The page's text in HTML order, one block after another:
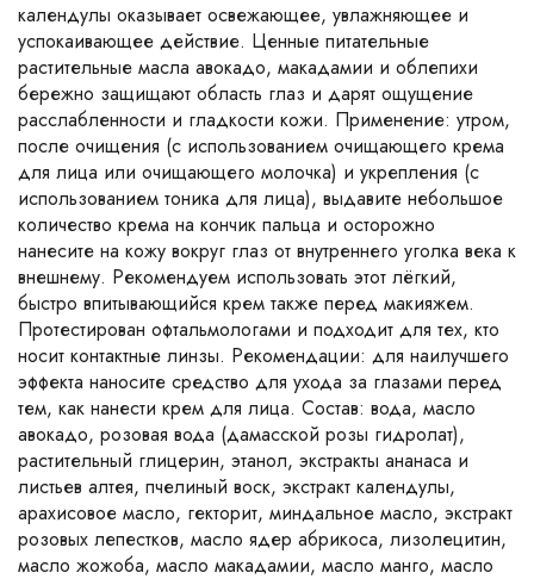
календулы оказывает освежающее, увлажняющее и
успокаивающее действие. Ценные питательные
растительные масла авокадо, макадамии и облепихи
бережно защищают область глаз и дарят ощущение
расслабленности и гладкости кожи. Применение: утром,
после очищения (с использованием очищающего крема
для лица или очищающего молочка) и укрепления (с
использованием тоника для лица), выдавите небольшое
количество крема на кончик пальца и осторожно
нанесите на кожу вокруг глаз от внутреннего уголка века к
внешнему. Рекомендуем использовать этот лёгкий,
быстро впитывающийся крем также перед макияжем.
Протестирован офтальмологами и подходит для тех, кто
носит контактные линзы. Рекомендации: для наилучшего
эффекта наносите средство для ухода за глазами перед
тем, как нанести крем для лица. Состав: вода, масло
авокадо, розовая вода (дамасской розы гидролат),
растительный глицерин, этанол, экстракты ананаса и
листьев алтея, пчелиный воск, экстракт календулы,
арахисовое масло, гекторит, миндальное масло, экстракт
розовых лепестков, масло ядер абрикоса, лизолецитин,
масло жожоба, масло макадамии, масло манго, масло